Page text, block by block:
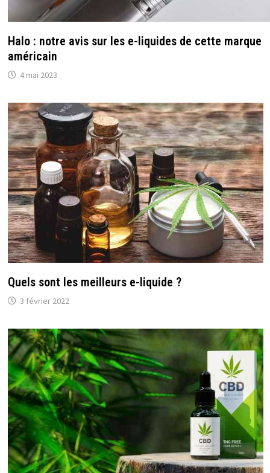
Halo : notre avis sur les e-liquides de cette marque
américain
4 mai 2023
Quels sont les meilleurs e-liquide ?
3 février 2022